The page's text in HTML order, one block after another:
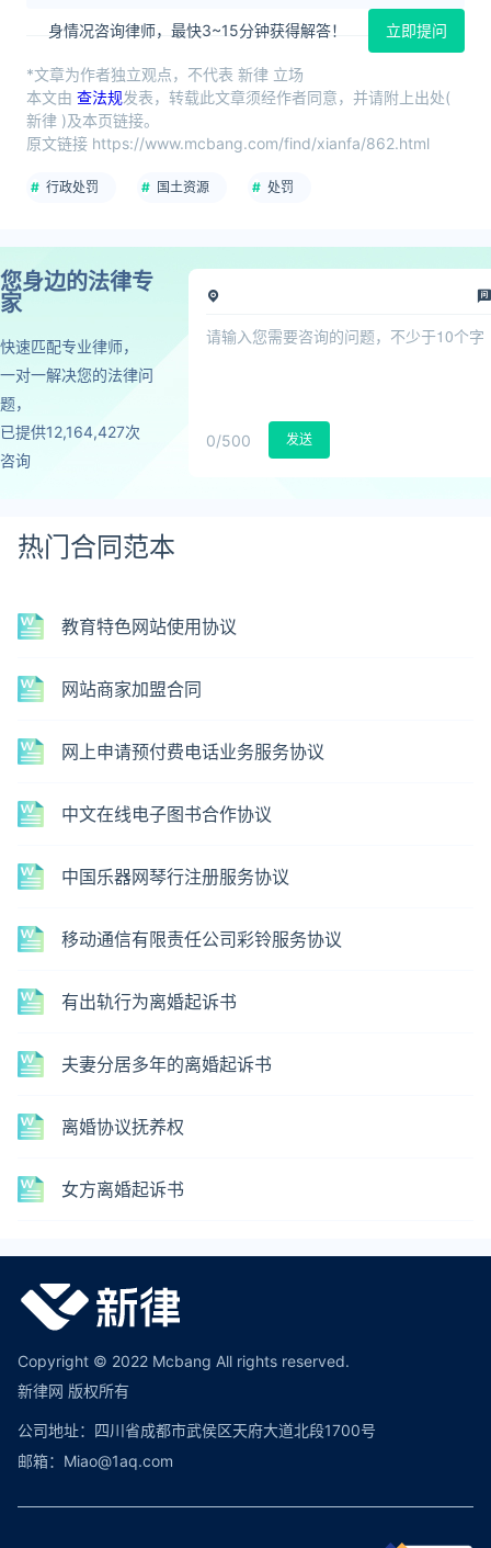
身情况咨询律师，最快3~15分钟获得解答！ 立即提问
*文章为作者独立观点，不代表 新律 立场
本文由 查法规发表，转载此文章须经作者同意，并请附上出处(
新律 )及本页链接。
原文链接 https://www.mcbang.com/find/xianfa/862.html
行政处罚 国土资源 处罚
您身边的法律专
家
快速匹配专业律师，
一对一解决您的法律问
题，
已提供12,164,427次
咨询
0/500 发送
热门合同范本
教育特色网站使用协议
网站商家加盟合同
网上申请预付费电话业务服务协议
中文在线电子图书合作协议
中国乐器网琴行注册服务协议
移动通信有限责任公司彩铃服务协议
有出轨行为离婚起诉书
夫妻分居多年的离婚起诉书
离婚协议抚养权
女方离婚起诉书
Copyright © 2022 Mcbang All rights reserved.
新律网 版权所有
公司地址：四川省成都市武侯区天府大道北段1700号
邮箱：Miao@1aq.com